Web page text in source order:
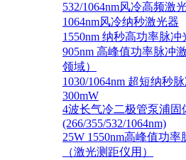
532/1064nm风冷高频激
1064nm风冷纳秒激光器
1550nm 纳秒高功率脉冲
905nm 高峰值功率脉冲
领域）
1030/1064nm 超短纳秒
300mW
4波长气冷二极管泵浦固
(266/355/532/1064nm)
25W 1550nm高峰值功
（激光测距仪用）